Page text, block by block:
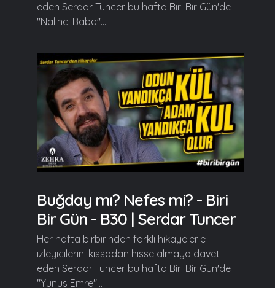
eden Serdar Tuncer bu hafta Biri Bir Gün'de
"Nalıncı Baba"...
Buğday mı? Nefes mi? - Biri
Bir Gün - B30 | Serdar Tuncer
Her hafta birbirinden farklı hikayelerle
izleyicilerini kıssadan hisse almaya davet
eden Serdar Tuncer bu hafta Biri Bir Gün'de
"Yunus Emre"...